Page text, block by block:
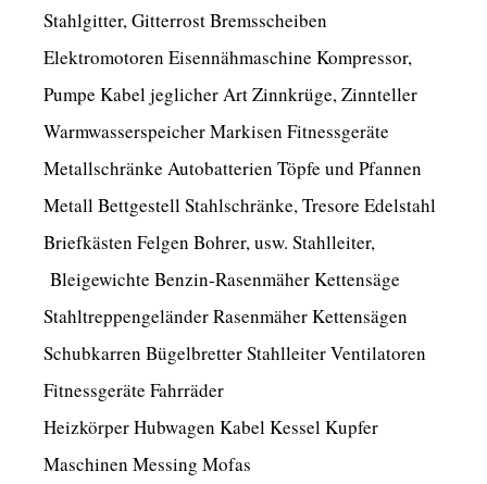
Stahlgitter, Gitterrost Bremsscheiben
Elektromotoren Eisennähmaschine Kompressor,
Pumpe Kabel jeglicher Art Zinnkrüge, Zinnteller
Warmwasserspeicher Markisen Fitnessgeräte
Metallschränke Autobatterien Töpfe und Pfannen
Metall Bettgestell Stahlschränke, Tresore Edelstahl
Briefkästen Felgen Bohrer, usw. Stahlleiter,
Bleigewichte Benzin-Rasenmäher Kettensäge
Stahltreppengeländer Rasenmäher Kettensägen
Schubkarren Bügelbretter Stahlleiter Ventilatoren
Fitnessgeräte Fahrräder
Heizkörper Hubwagen Kabel Kessel Kupfer
Maschinen Messing Mofas